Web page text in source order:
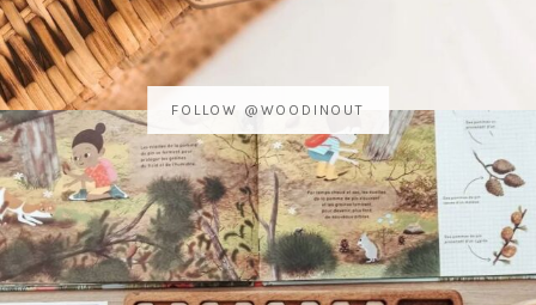
FOLLOW @WOODINOUT